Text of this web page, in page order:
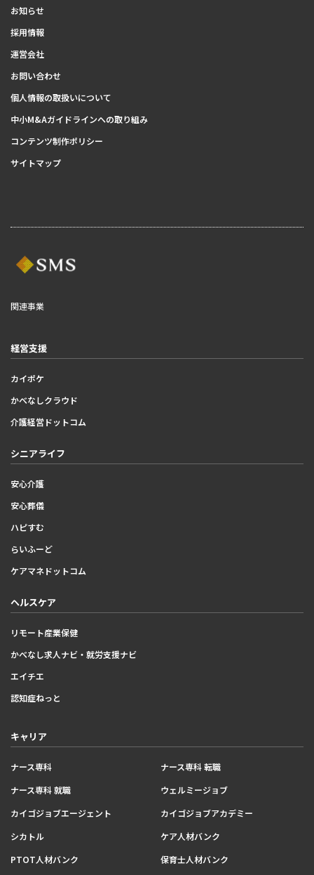
お知らせ
採用情報
運営会社
お問い合わせ
個人情報の取扱いについて
中小M&Aガイドラインへの取り組み
コンテンツ制作ポリシー
サイトマップ
関連事業
経営支援
カイポケ
かべなしクラウド
介護経営ドットコム
シニアライフ
安心介護
安心葬儀
ハピすむ
らいふーど
ケアマネドットコム
ヘルスケア
リモート産業保健
かべなし求人ナビ・就労支援ナビ
エイチエ
認知症ねっと
キャリア
ナース専科
ナース専科 転職
ナース専科 就職
ウェルミージョブ
カイゴジョブエージェント
カイゴジョブアカデミー
シカトル
ケア人材バンク
PTOT人材バンク
保育士人材バンク